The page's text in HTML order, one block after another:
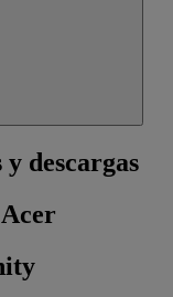
descargas